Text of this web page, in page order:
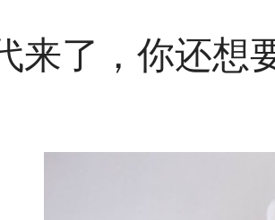
来了，你还想